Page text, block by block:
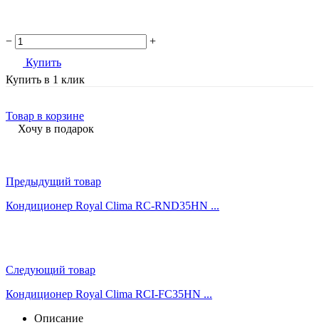
−
+
Купить
Купить в 1 клик
Товар в корзине
Хочу в подарок
Предыдущий товар
Кондиционер Royal Clima RC-RND35HN ...
Следующий товар
Кондиционер Royal Clima RCI-FC35HN ...
Описание